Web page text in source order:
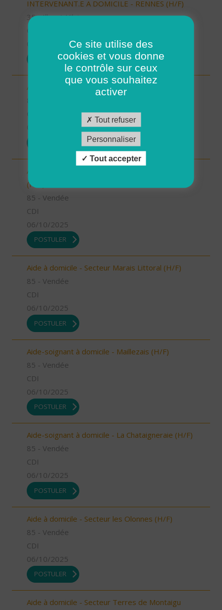
INTERVENANT.E A DOMICILE - RENNES (H/F)
35 - Ille-et-Vilaine
POSTULER
Aide-soignant à domicile - Noirmoutier (H/F)
Aide à domicile - Secteur La Roche sur Yon agglo
(H/F)
85 - Vendée
CDI
06/10/2025
POSTULER
Aide à domicile - Secteur Marais Littoral (H/F)
85 - Vendée
CDI
06/10/2025
POSTULER
Aide-soignant à domicile - Maillezais (H/F)
85 - Vendée
CDI
06/10/2025
POSTULER
Aide-soignant à domicile - La Chataigneraie (H/F)
85 - Vendée
CDI
06/10/2025
POSTULER
Aide à domicile - Secteur les Olonnes (H/F)
85 - Vendée
CDI
06/10/2025
POSTULER
Aide à domicile - Secteur Terres de Montaigu
Ce site utilise des
cookies et vous donne
le contrôle sur ceux
que vous souhaitez
activer
Tout refuser
Personnaliser
Tout accepter